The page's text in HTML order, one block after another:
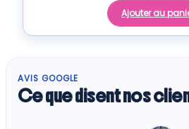
Ajouter au
AVIS GOOGLE
Ce que disent nos